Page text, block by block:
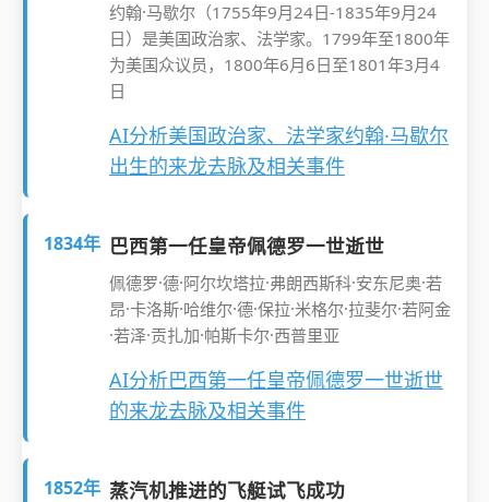
约翰·马歇尔（1755年9月24日-1835年9月24
日）是美国政治家、法学家。1799年至1800年
为美国众议员，1800年6月6日至1801年3月4
日
AI分析美国政治家、法学家约翰·马歇尔
出生的来龙去脉及相关事件
1834年 巴西第一任皇帝佩德罗一世逝世
佩德罗·德·阿尔坎塔拉·弗朗西斯科·安东尼奥·若
昂·卡洛斯·哈维尔·德·保拉·米格尔·拉斐尔·若阿金
·若泽·贡扎加·帕斯卡尔·西普里亚
AI分析巴西第一任皇帝佩德罗一世逝世
的来龙去脉及相关事件
1852年 蒸汽机推进的飞艇试飞成功